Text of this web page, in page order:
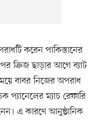
করেন পাকিস্তানের
ক্রিজ ছাড়ার আগে ব্যাট
বাবর নিজের অপরাধ
প্যানেলের ম্যাচ রেফারি
এ কারণে আনুষ্ঠানিক